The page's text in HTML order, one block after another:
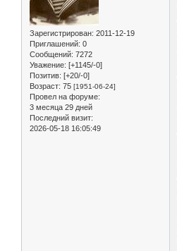
Зарегистрирован: 2011-12-19
Приглашений: 0
Сообщений: 7272
Уважение: [+1145/-0]
Позитив: [+20/-0]
Возраст: 75 [1951-06-24]
Провел на форуме:
3 месяца 29 дней
Последний визит:
2026-05-18 16:05:49